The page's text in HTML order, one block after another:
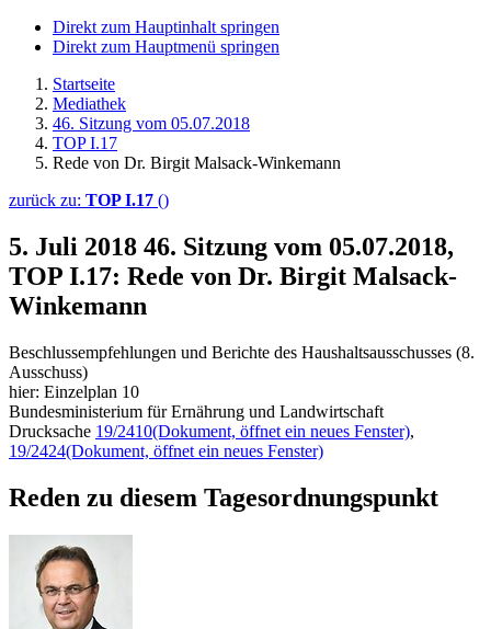
Direkt zum Hauptinhalt springen
Direkt zum Hauptmenü springen
Startseite
Mediathek
46. Sitzung vom 05.07.2018
TOP I.17
Rede von Dr. Birgit Malsack-Winkemann
zurück zu: TOP I.17 ()
5. Juli 2018 46. Sitzung vom 05.07.2018,
TOP I.17: Rede von Dr. Birgit Malsack-
Winkemann
Beschlussempfehlungen und Berichte des Haushaltsausschusses (8.
Ausschuss)
hier: Einzelplan 10
Bundesministerium für Ernährung und Landwirtschaft
Drucksache 19/2410(Dokument, öffnet ein neues Fenster),
19/2424(Dokument, öffnet ein neues Fenster)
Reden zu diesem Tagesordnungspunkt